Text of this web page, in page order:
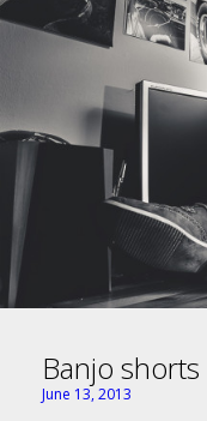
Banjo
June 13, 2013